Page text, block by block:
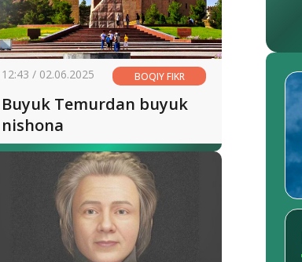
12:43 / 02.06.2025 BOQIY FIKR
Buyuk Temurdan buyuk
nishona